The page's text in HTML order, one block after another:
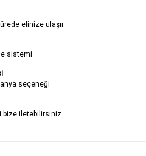
elinize ulaşır.
sistemi
seçeneği
bize iletebilirsiniz.